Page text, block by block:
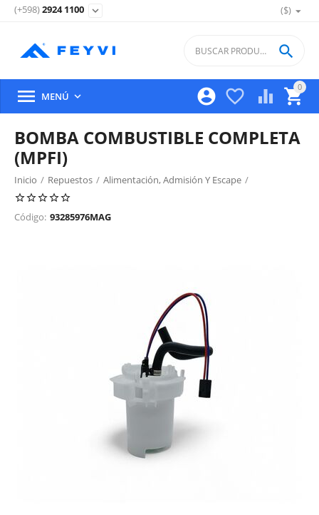
($)
(+598)2924 1100 expand_more
0

 


 MENÚ 
BOMBA COMBUSTIBLE COMPLETA
(MPFI)
Inicio / Repuestos / Alimentación, Admisión Y Escape /
Bomba Y Medidor De Combustible
Código: 93285976MAG